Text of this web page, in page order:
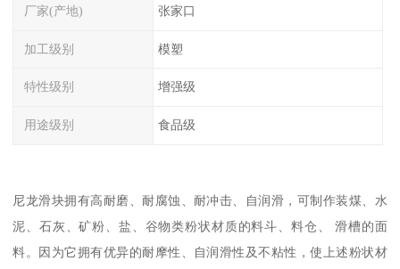
厂家(产地) 张家口
加工级别 模塑
特性级别 增强级
用途级别 食品级
尼龙滑块拥有高耐磨、耐腐蚀、耐冲击、自润滑，可制作装煤、水
泥、石灰、矿粉、盐、谷物类粉状材质的料斗、料仓、 滑槽的面
料。因为它拥有优异的耐摩性、自润滑性及不粘性，使上述粉状材